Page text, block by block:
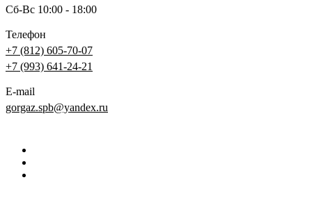
Сб-Вс 10:00 - 18:00
Телефон
+7 (812) 605-70-07
+7 (993) 641-24-21
E-mail
gorgaz.spb@yandex.ru